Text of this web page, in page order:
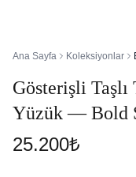
Ana Sayfa Koleksiyonlar
Gösterişli Taşlı
Yüzük — Bold
25.200₺